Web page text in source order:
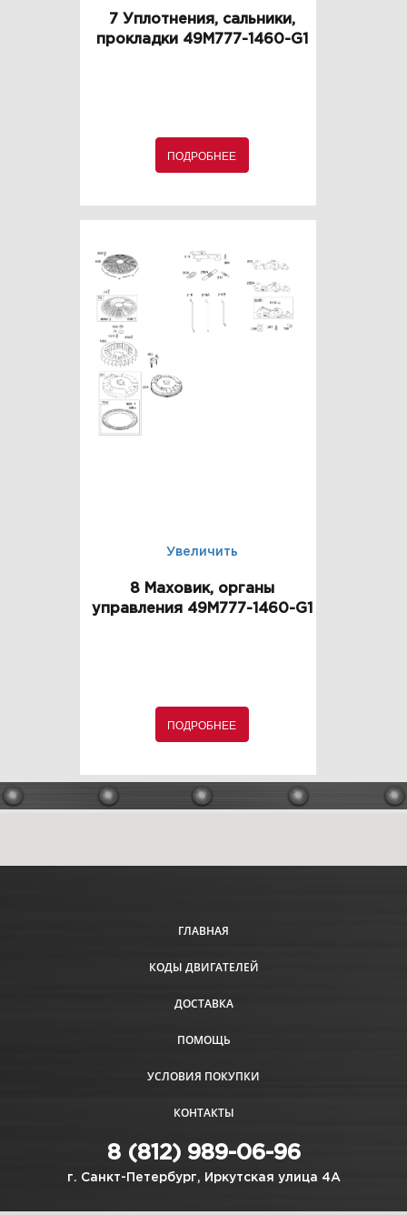
7 Уплотнения, сальники,
прокладки 49M777-1460-G1
ПОДРОБНЕЕ
Увеличить
8 Маховик, органы
управления 49M777-1460-G1
ПОДРОБНЕЕ
ГЛАВНАЯ
КОДЫ ДВИГАТЕЛЕЙ
ДОСТАВКА
ПОМОЩЬ
УСЛОВИЯ ПОКУПКИ
КОНТАКТЫ
8 (812) 989-06-96
г. Санкт-Петербург, Иркутская улица 4А